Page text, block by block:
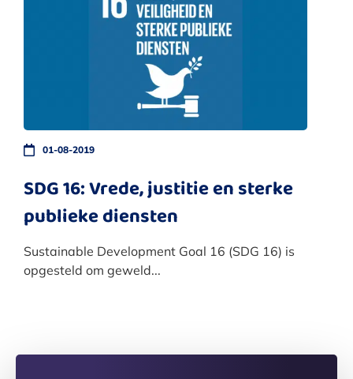
01-08-2019
SDG 16: Vrede, justitie en sterke
publieke diensten
Sustainable Development Goal 16 (SDG 16) is
opgesteld om geweld...